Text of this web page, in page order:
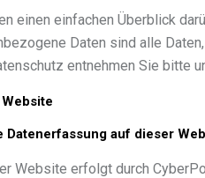
einen einfachen Überblick
Daten sind alle
entnehmen Sie bitte
auf dieser
Website erfolgt durch